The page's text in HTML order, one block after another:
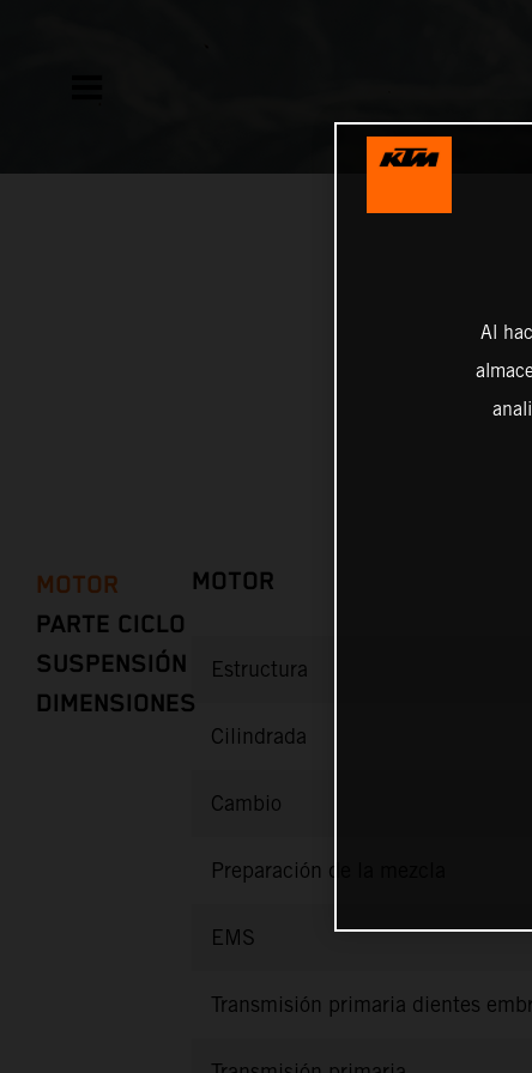
MOTOR
PARTE CICLO
SUSPENSIÓN
DIMENSIONES
MOTOR
Estructura
Cilindrada
Cambio
Preparación de la mezcla
EMS
Transmisión primaria dientes
Al